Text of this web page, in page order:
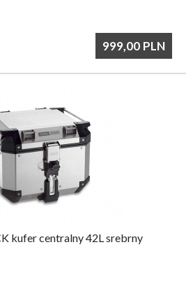
999,00 PLN
kufer centralny 42L srebrny